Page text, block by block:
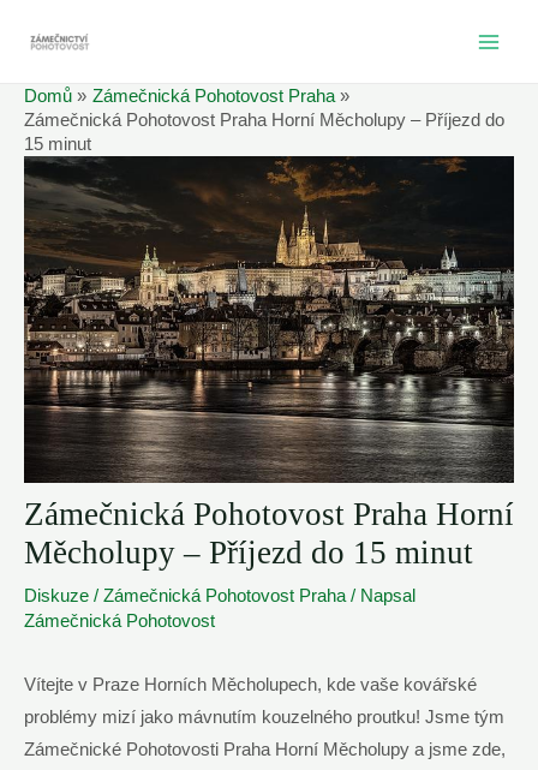
Domů
Zámečnická Pohotovost Praha
Zámečnická Pohotovost Praha Horní Měcholupy – Příjezd do
15 minut
Zámečnická Pohotovost Praha Horní
Měcholupy – Příjezd do 15 minut
Diskuze / Zámečnická Pohotovost Praha/ Napsal
Zámečnická Pohotovost
Vítejte v Praze Horních Měcholupech, kde vaše kovářské
problémy mizí jako ⁣mávnutím kouzelného proutku! Jsme ⁣tým
Zámečnické Pohotovosti Praha Horní Měcholupy a jsme zde,